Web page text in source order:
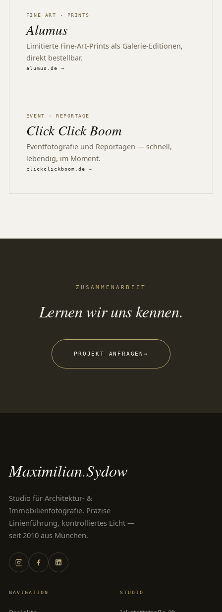
FINE ART · PRINTS
Alumus
Limitierte Fine-Art-Prints als Galerie-Editionen,
direkt bestellbar.
alumus.de →
EVENT · REPORTAGE
Click Click Boom
Eventfotografie und Reportagen — schnell,
lebendig, im Moment.
clickclickboom.de →
ZUSAMMENARBEIT
Lernen wir uns kennen.
PROJEKT ANFRAGEN →
Maximilian.Sydow
Studio für Architektur- &
Immobilienfotografie. Präzise
Linienführung, kontrolliertes Licht —
seit 2010 aus München.
NAVIGATION STUDIO